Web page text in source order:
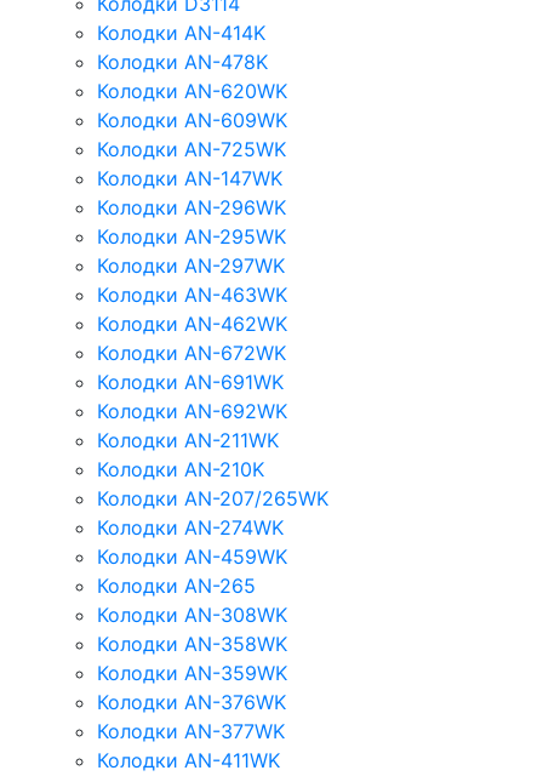
Колодки AN-414K
Колодки AN-478K
Колодки AN-620WK
Колодки AN-609WK
Колодки AN-725WK
Колодки AN-147WK
Колодки AN-296WK
Колодки AN-295WK
Колодки AN-297WK
Колодки AN-463WK
Колодки AN-462WK
Колодки AN-672WK
Колодки AN-691WK
Колодки AN-692WK
Колодки AN-211WK
Колодки AN-210K
Колодки AN-207/265WK
Колодки AN-274WK
Колодки AN-459WK
Колодки AN-265
Колодки AN-308WK
Колодки AN-358WK
Колодки AN-359WK
Колодки AN-376WK
Колодки AN-377WK
Колодки AN-411WK